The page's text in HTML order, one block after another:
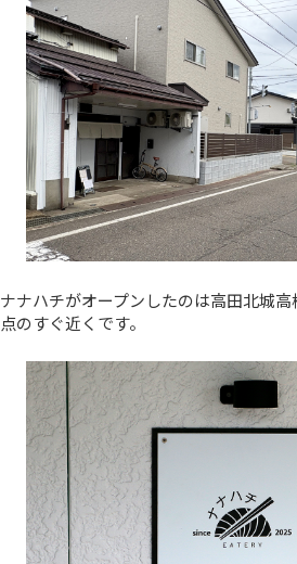
ナナハチがオープンしたのは高田北城
点のすぐ近くです。